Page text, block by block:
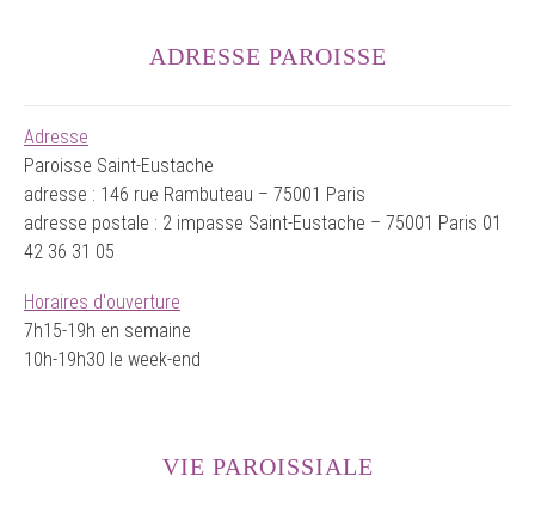
ADRESSE PAROISSE
Adresse
Paroisse Saint-Eustache
adresse : 146 rue Rambuteau – 75001 Paris
adresse postale : 2 impasse Saint-Eustache – 75001 Paris 01
42 36 31 05
Horaires d'ouverture
7h15-19h en semaine
10h-19h30 le week-end
VIE PAROISSIALE